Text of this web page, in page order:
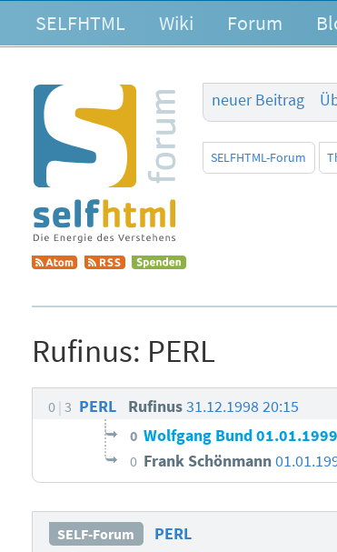
SELFHTML Wiki Forum
neuer Beitrag
SELFHTML-Forum
Rufinus: PERL
0 3 PERL Rufinus31.12.1998 20:15
0 Wolfgang Bund
0 Frank Schönmann
SELF-Forum
PERL